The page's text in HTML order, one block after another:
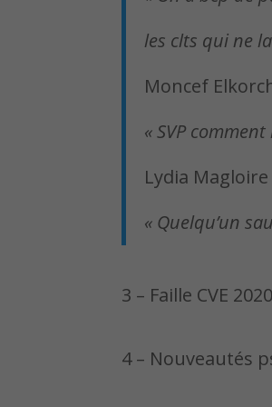
les clts qui ne
Moncef
« SVP
Lydia Magloire
« Quelqu’un
3 – Faille CVE
4 – Nouveautés